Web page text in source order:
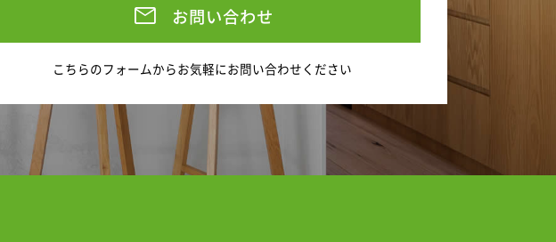
徒歩約18分、スーパー・キッド
前店まで徒歩約9分、熊本新地
療機関、飲食店が充実しておりま
、 来客時にご紹介を行っている
あります。
お問い合わせ
こちらのフォームからお気軽にお問い合わせください